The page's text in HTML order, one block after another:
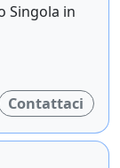
Singola in
Contattaci